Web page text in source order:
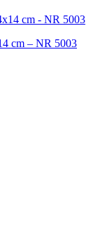
cm – NR 5003